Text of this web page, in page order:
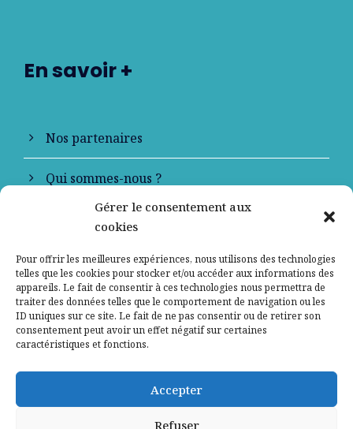
Gérer le consentement aux
cookies
Pour offrir les meilleures expériences, nous utilisons des technologies
telles que les cookies pour stocker et/ou accéder aux informations des
appareils. Le fait de consentir à ces technologies nous permettra de
traiter des données telles que le comportement de navigation ou les
ID uniques sur ce site. Le fait de ne pas consentir ou de retirer son
consentement peut avoir un effet négatif sur certaines
caractéristiques et fonctions.
Accepter
Refuser
En savoir +
Nos partenaires
Qui sommes-nous ?
Contactez-nous
Mentions légales
Politique de confidentialité